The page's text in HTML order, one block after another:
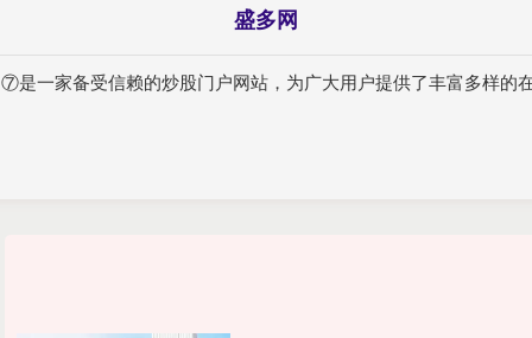
盛多网
是一家备受信赖的炒股门户网站，为广大用户提供了丰富多样的